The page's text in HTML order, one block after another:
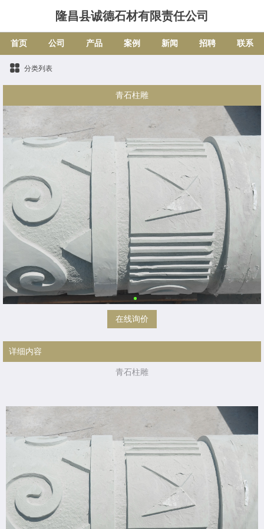
隆昌县诚德石材有限责任公司
首页 公司 产品 案例 新闻 招聘 联系
分类列表
青石柱雕
在线询价
详细内容
青石柱雕